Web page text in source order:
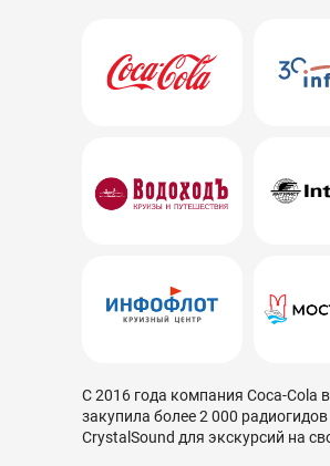
С 2016 года компания Coca-Cola
закупила более 2 000 радиогидов
CrystalSound для экскурсий на